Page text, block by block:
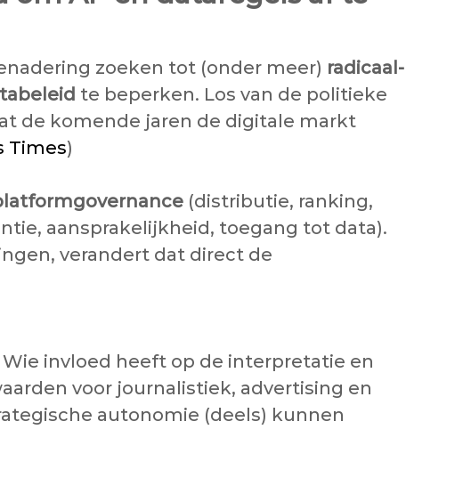
zoeken tot (onder meer) radicaal-
te beperken. Los van de politieke
de komende jaren de digitale markt
Times)
(distributie, ranking,
aansprakelijkheid, toegang tot data).
verandert dat direct de
Wie invloed heeft op de interpretatie en
voor journalistiek, advertising en
autonomie (deels) kunnen